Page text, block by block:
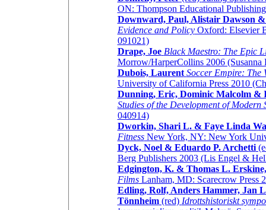
ON: Thompson Educational
Downward, Paul, Alistair Dawson
Evidence and PolicyOxford: Elsevier
091021)
Drape, Joe Black Maestro: The Epic
Morrow/HarperCollins 2006 (Susanna
Dubois, Laurent Soccer Empire: The
University of California Press 2010
Dunning, Eric, Dominic Malcolm &
Studies of the Development of Modern
040914)
Dworkin, Shari L. & Faye Linda
FitnessNew York, NY: New York
Dyck, Noel & Eduardo P. Archetti
Berg Publishers 2003 (Lis Engel &
Edgington, K. & Thomas L.
FilmsLanham, MD: Scarecrow Press
Edling, Rolf, Anders Hammer, Jan
Tönnheim(red) Idrottshistoriskt